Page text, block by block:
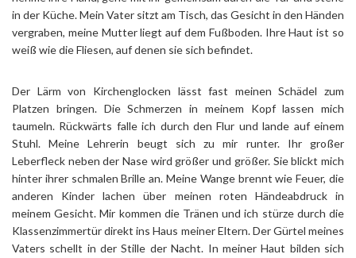
in der Küche. Mein Vater sitzt am Tisch, das Gesicht in den Händen
vergraben, meine Mutter liegt auf dem Fußboden. Ihre Haut ist so
weiß wie die Fliesen, auf denen sie sich befindet.
Der Lärm von Kirchenglocken lässt fast meinen Schädel zum
Platzen bringen. Die Schmerzen in meinem Kopf lassen mich
taumeln. Rückwärts falle ich durch den Flur und lande auf einem
Stuhl. Meine Lehrerin beugt sich zu mir runter. Ihr großer
Leberfleck neben der Nase wird größer und größer. Sie blickt mich
hinter ihrer schmalen Brille an. Meine Wange brennt wie Feuer, die
anderen Kinder lachen über meinen roten Händeabdruck in
meinem Gesicht. Mir kommen die Tränen und ich stürze durch die
Klassenzimmertür direkt ins Haus meiner Eltern. Der Gürtel meines
Vaters schellt in der Stille der Nacht. In meiner Haut bilden sich